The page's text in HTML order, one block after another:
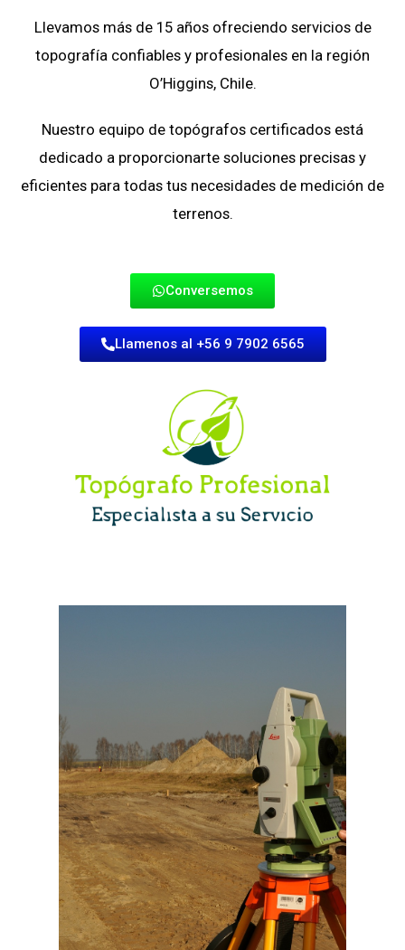
Llevamos más de 15 años ofreciendo servicios de
topografía confiables y profesionales en la región
O’Higgins, Chile.
Nuestro equipo de topógrafos certificados está
dedicado a proporcionarte soluciones precisas y
eficientes para todas tus necesidades de medición de
terrenos.
Conversemos
Llamenos al +56 9 7902 6565